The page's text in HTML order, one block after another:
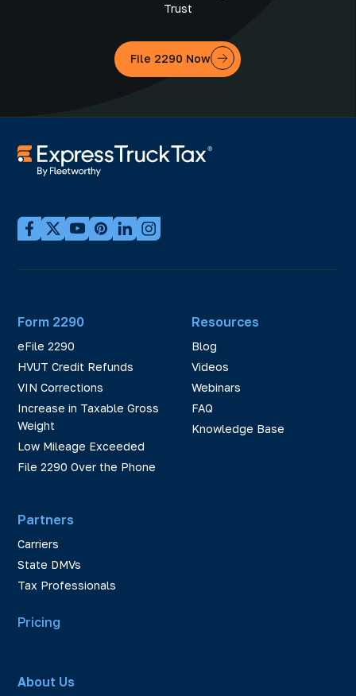
Trust
File 2290 Now
Form 2290
eFile 2290
HVUT Credit Refunds
VIN Corrections
Increase in Taxable Gross
Weight
Low Mileage Exceeded
File 2290 Over the Phone
Partners
Carriers
State DMVs
Tax Professionals
Resources
Blog
Videos
Webinars
FAQ
Knowledge Base
Pricing
About Us